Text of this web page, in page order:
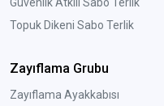
Topuk Dikeni Sabo Terlik
Zayıflama Grubu
Zayıflama Ayakkabısı